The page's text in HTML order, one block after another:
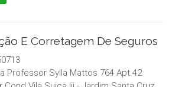
E Corretagem De Seguros
Professor Sylla Mattos 764 Apt 42